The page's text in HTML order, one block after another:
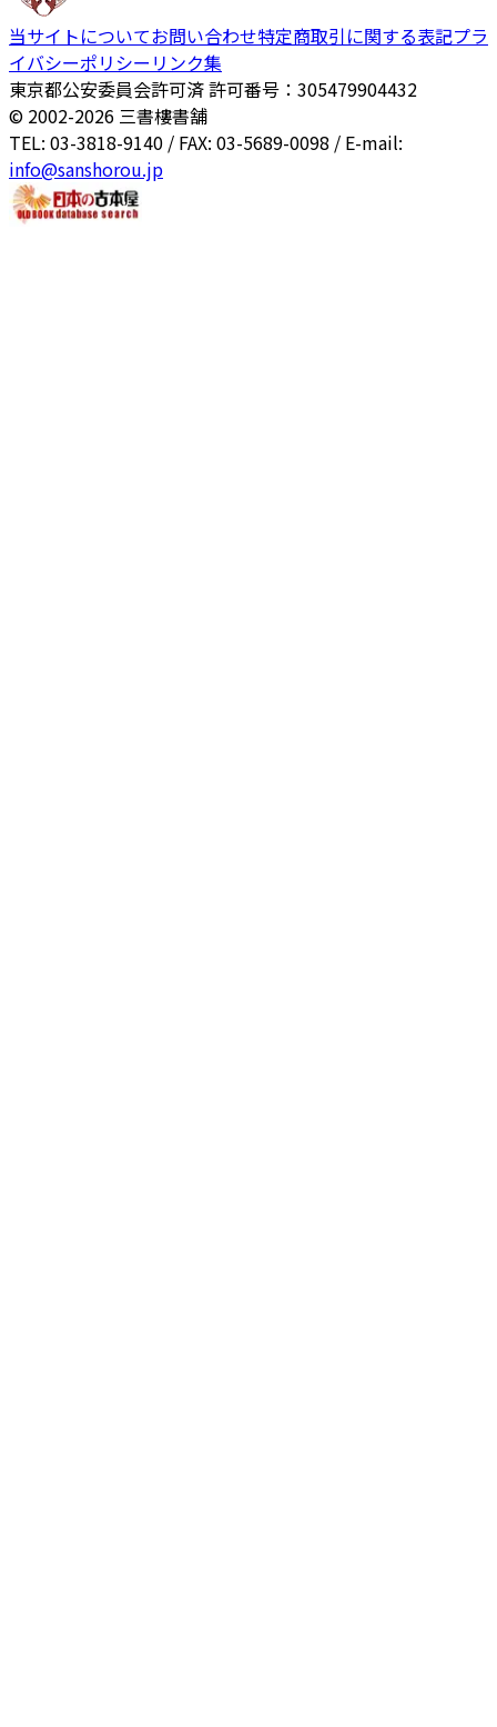
当サイトについてお問い合わせ特定商取引に関する表記プラ
イバシーポリシー リンク集
東京都公安委員会許可済 許可番号：305479904432
© 2002-2026 三書樓書舗
TEL: 03-3818-9140 / FAX: 03-5689-0098 / E-mail:
info@sanshorou.jp